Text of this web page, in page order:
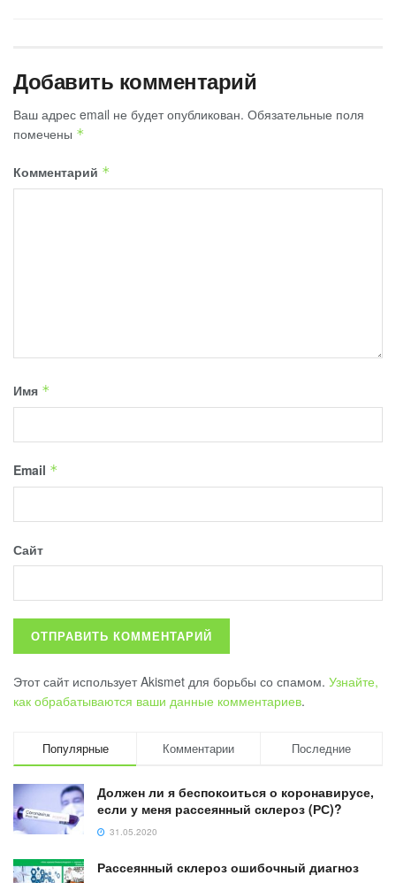
Добавить комментарий
Ваш адрес email не будет опубликован. Обязательные поля
помечены *
Комментарий *
Имя *
Email *
Сайт
Этот сайт использует Akismet для борьбы со спамом. Узнайте,
как обрабатываются ваши данные комментариев.
Популярные Комментарии Последние
Должен ли я беспокоиться о коронавирусе,
если у меня рассеянный склероз (РС)?
31.05.2020
Рассеянный склероз ошибочный диагноз